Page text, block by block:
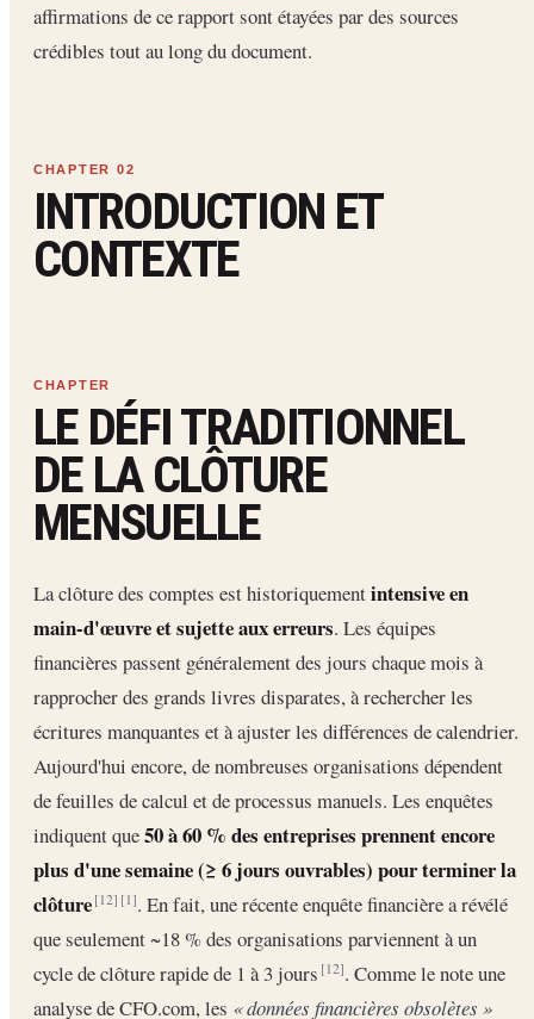
affirmations de ce rapport sont étayées par des sources
crédibles tout au long du document.
INTRODUCTION ET
CONTEXTE
LE DÉFI TRADITIONNEL
DE LA CLÔTURE
MENSUELLE
La clôture des comptes est historiquementintensive en
main-d'œuvre et sujette aux erreurs. Les équipes
financières passent généralement des jours chaque mois à
rapprocher des grands livres disparates, à rechercher les
écritures manquantes et à ajuster les différences de calendrier.
Aujourd'hui encore, de nombreuses organisations dépendent
de feuilles de calcul et de processus manuels. Les enquêtes
indiquent que50 à 60 % des entreprises prennent encore
plus d'une semaine (≥ 6 jours ouvrables) pour terminer la
clôture [12] [1]. En fait, une récente enquête financière a révélé
que seulement ~18 % des organisations parviennent à un
cycle de clôture rapide de 1 à 3 jours[12]. Comme le note une
analyse de CFO.com, les « données financières obsolètes »